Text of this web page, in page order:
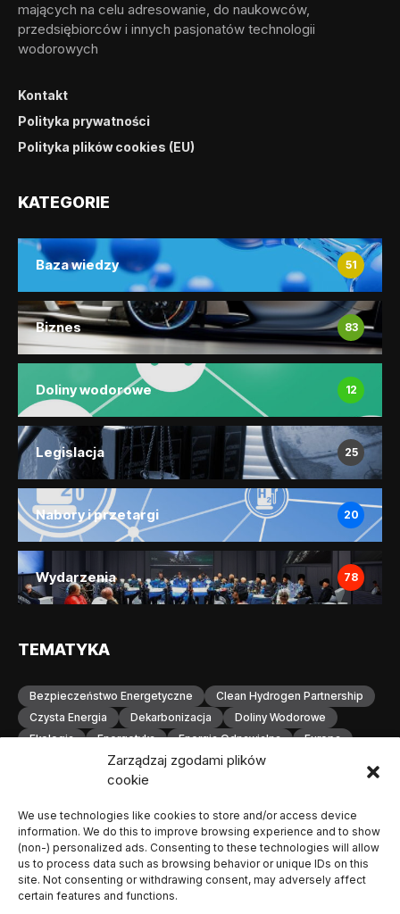
Zarządzaj zgodami plików
cookie
We use technologies like cookies to store and/or access device
information. We do this to improve browsing experience and to show
(non-) personalized ads. Consenting to these technologies will allow
us to process data such as browsing behavior or unique IDs on this
site. Not consenting or withdrawing consent, may adversely affect
certain features and functions.
mających na celu adresowanie, do naukowców,
przedsiębiorców i innych pasjonatów technologii
wodorowych
Kontakt
Polityka prywatności
Polityka plików cookies (EU)
KATEGORIE
Baza wiedzy 51
Biznes 83
Doliny wodorowe 12
Legislacja 25
Nabory i przetargi 20
Wydarzenia 78
TEMATYKA
Bezpieczeństwo Energetyczne
Clean Hydrogen Partnership
Czysta Energia
Dekarbonizacja
Doliny Wodorowe
Ekologia
Energetyka Energia Odnawialna
Europa
Gospodarka Wodorowa
H2
Hydrogen Europe
Infrastruktura Wodorowa
Magazynowanie Energii
Magazynowanie Wodoru
Małopolska
Neutralność Klimatyczna
Odnawialne Źródła Energii
Ogniwa Paliwowe
Orlen
OZE
Polska Produkcja Wodoru
Przemysł